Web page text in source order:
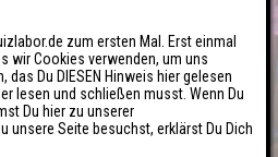
zum ersten Mal. Erst einmal
wir Cookies verwenden, um uns
Du DIESEN Hinweis hier gelesen
lesen und schließen musst. Wenn Du
Du hier zu unserer
unsere Seite besuchst, erklärst Du Dich